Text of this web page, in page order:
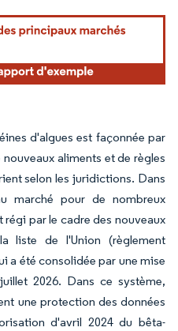
nécessite une attribution sous CC BY
d'algues est façonnée par
aliments et de règles
selon les juridictions. Dans
marché pour de nombreux
par le cadre des nouveaux
liste de l'Union (règlement
a été consolidée par une mise
2026. Dans ce système,
une protection des données
d'avril 2024 du bêta-